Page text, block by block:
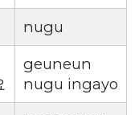
nugu
geuneun
nugu ingayo